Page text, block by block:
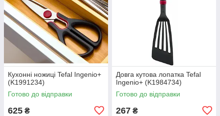
Кухонні ножиці Tefal Ingenio+
(K1991234)
Готово до відправки
625 ₴
Довга кутова лопатка Tefal
Ingenio+ (K1984734)
Готово до відправки
267 ₴